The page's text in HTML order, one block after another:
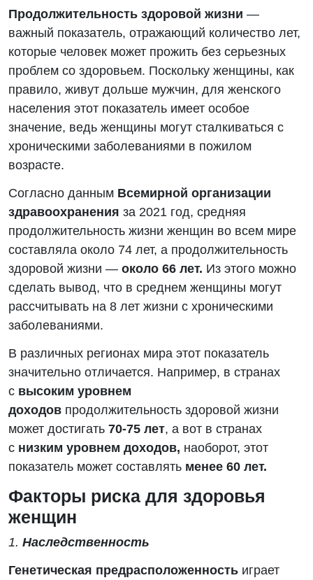
Продолжительность здоровой жизни —
важный показатель, отражающий количество лет,
которые человек может прожить без серьезных
проблем со здоровьем. Поскольку женщины, как
правило, живут дольше мужчин, для женского
населения этот показатель имеет особое
значение, ведь женщины могут сталкиваться с
хроническими заболеваниями в пожилом
возрасте.
Согласно данным Всемирной организации
здравоохранения за 2021 год, средняя
продолжительность жизни женщин во всем мире
составляла около 74 лет, а продолжительность
здоровой жизни — около 66 лет. Из этого можно
сделать вывод, что в среднем женщины могут
рассчитывать на 8 лет жизни с хроническими
заболеваниями.
В различных регионах мира этот показатель
значительно отличается. Например, в странах
с высоким уровнем
доходов продолжительность здоровой жизни
может достигать 70-75 лет, а вот в странах
с низким уровнем доходов, наоборот, этот
показатель может составлять менее 60 лет.
Факторы риска для здоровья
женщин
1. Наследственность
Генетическая предрасположенность играет